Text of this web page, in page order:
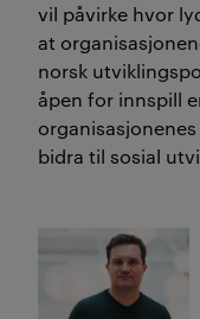
vil påvirke hvor
at
norsk
åpen for innspill
bidra til sosial